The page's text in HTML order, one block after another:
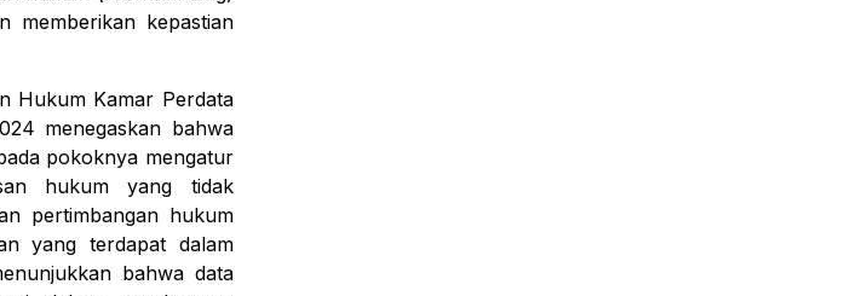
memberikan kepastian
Hukum Kamar Perdata
menegaskan bahwa
pokoknya mengatur
hukum yang tidak
pertimbangan hukum
yang terdapat dalam
bahwa data